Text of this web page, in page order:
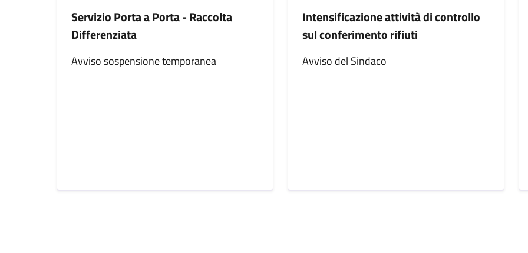
Servizio Porta a Porta - Raccolta
Differenziata
Avviso sospensione temporanea
Intensificazione attività di controllo
sul conferimento rifiuti
Avviso del Sindaco